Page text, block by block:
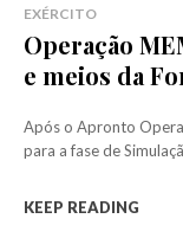
EXÉRCITO
Operação
e meios da
Após o Apronto
para a fase de
KEEP READING